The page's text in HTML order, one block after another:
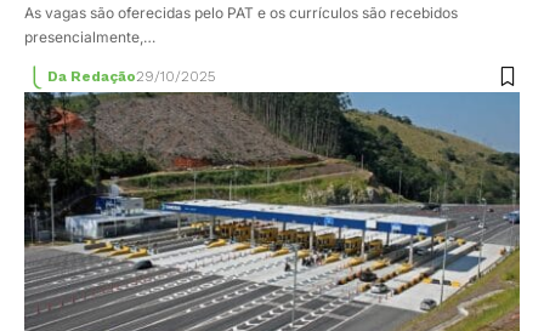
As vagas são oferecidas pelo PAT e os currículos são recebidos
presencialmente,…
Da Redação29/10/2025